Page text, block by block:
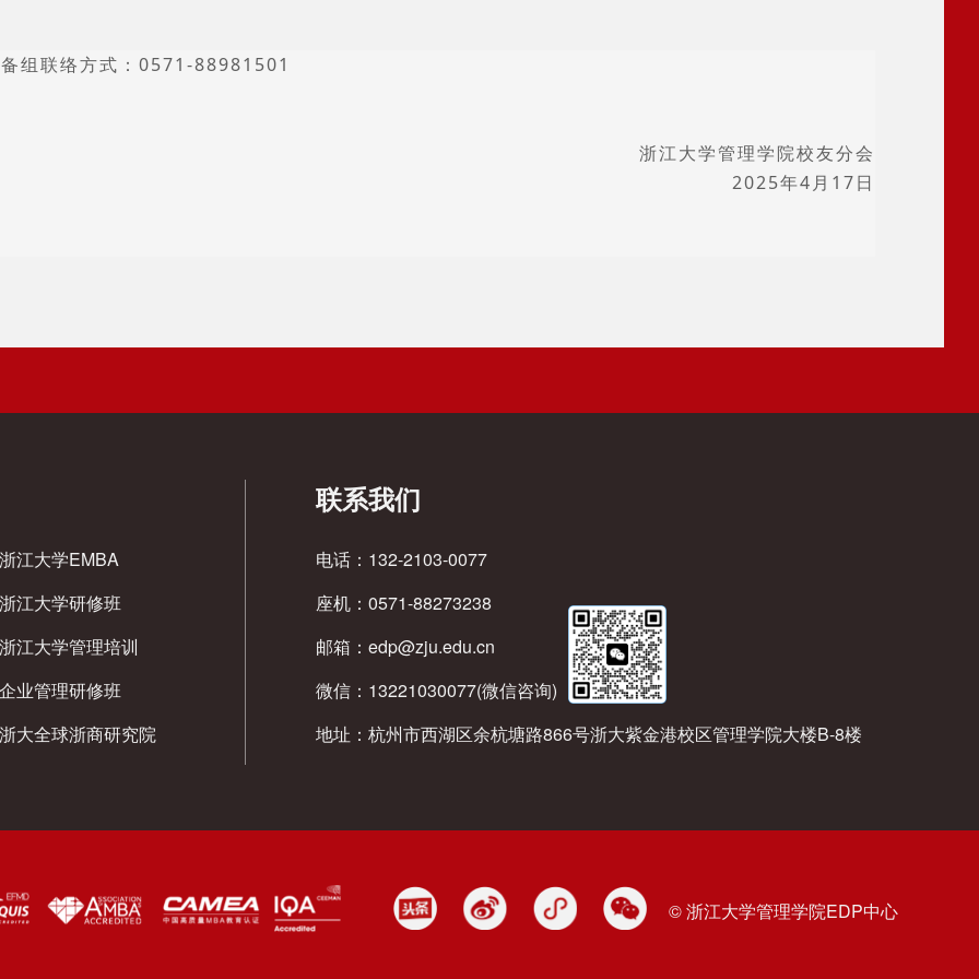
组联络方式：0571-88981501
浙江大学管理学院校友分会
2025年4月17日
江大学EMBA
江大学研修班
江大学管理培训
业管理研修班
大全球浙商研究院
联系我们
电话： 132-2103-0077
座机：0571-88273238
邮箱：edp@zju.edu.cn
微信：13221030077(微信咨询)
地址：杭州市西湖区余杭塘路866号浙大紫金港校区管理学院大楼B-8楼
© 浙江大学管理学院EDP中心